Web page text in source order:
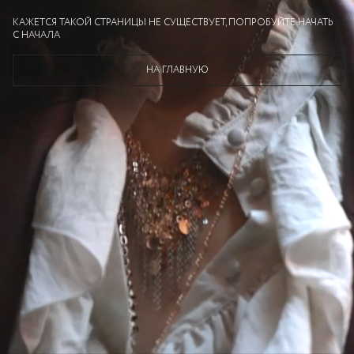
КАЖЕТСЯ ТАКОЙ СТРАНИЦЫ НЕ СУЩЕСТВУЕТ, ПОПРОБУЙТЕ НАЧАТЬ
С НАЧАЛА
НА ГЛАВНУЮ